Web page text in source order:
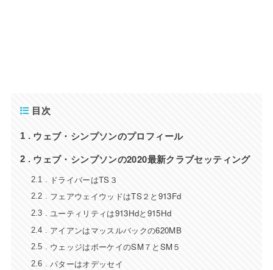
目次
1 ウェブ・シンプソンのプロフィール
2 ウェブ・シンプソンの2020最新クラブセッティング
2.1 ドライバーはTS３
2.2 フェアウェイウッドはTS２と913Fd
2.3 ユーティリティは913Hdと915Hd
2.4 アイアンはマッスルバックの620MB
2.5 ウェッジはボーケイのSM７とSM５
2.6 パターはオデッセイ